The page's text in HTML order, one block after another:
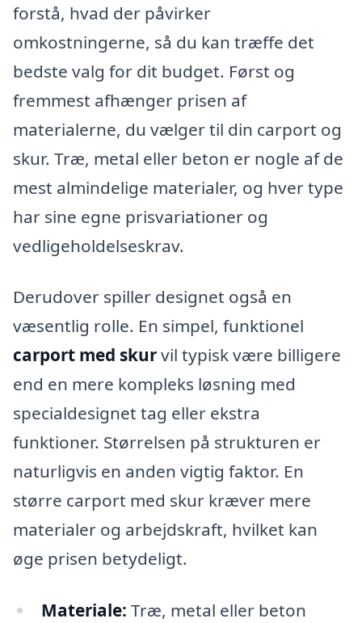
forstå, hvad der påvirker
omkostningerne, så du kan træffe det
bedste valg for dit budget. Først og
fremmest afhænger prisen af
materialerne, du vælger til din carport og
skur. Træ, metal eller beton er nogle af de
mest almindelige materialer, og hver type
har sine egne prisvariationer og
vedligeholdelseskrav.
Derudover spiller designet også en
væsentlig rolle. En simpel, funktionel
carport med skurvil typisk være billigere
end en mere kompleks løsning med
specialdesignet tag eller ekstra
funktioner. Størrelsen på strukturen er
naturligvis en anden vigtig faktor. En
større carport med skur kræver mere
materialer og arbejdskraft, hvilket kan
øge prisen betydeligt.
Materiale: Træ, metal eller beton